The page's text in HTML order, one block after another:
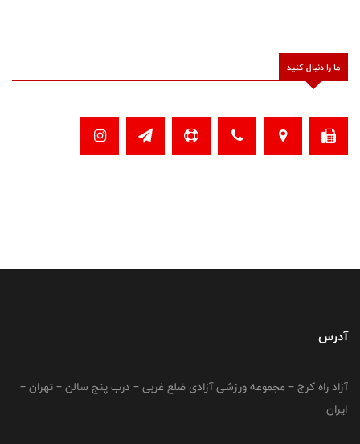
ما را دنبال کنید
آدرس
آزاد راه کرج – مجموعه ورزشی آزادی ضلع غربی – درب پنج سالن – تهران –
ایران